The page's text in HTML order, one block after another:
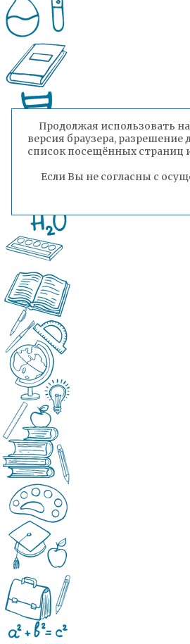
Продолжая использовать
версия браузера,
список посещённых страниц
Если Вы не согласны с